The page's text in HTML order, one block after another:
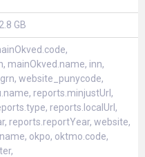
GB
mainOkved.name, inn,
website_punycode,
reports.minjustUrl,
reports.localUrl,
reports.reportYear, website,
okpo, oktmo.code,